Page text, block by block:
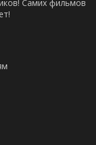
Самих фильмов